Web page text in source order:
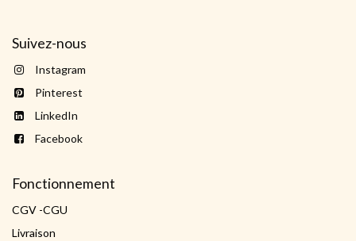
Suivez-nous
Instagram
Pinterest
LinkedIn
Facebook
Fonctionnement
CGV -CGU
Livraison